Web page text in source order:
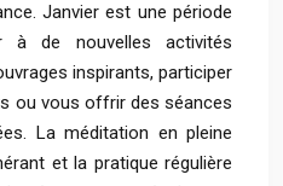
Janvier est une période
à de nouvelles activités
inspirants, participer
ou vous offrir des séances
La méditation en pleine
et la pratique régulière